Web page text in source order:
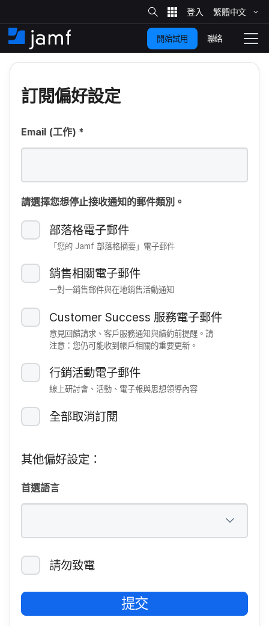
​
至
​
主
內
網
站
​搜
尋
繁體​中文
住
家
切
換
開始試用 聯絡
訂閱​偏好​設定
Email (工作) *
請​選擇​您想​停止​接收​通知​的​郵件​類別。
部​落格​電子​郵件
「您​的 Jamf 部​落格摘要」​電子​郵件
銷售​相關​電子​郵件
一​對​一​銷售​郵件​與​在​地​銷售​活動​通知
Customer Success 服務​電子​郵件
意見​回​饋​請求、​客戶​服務​通知​與​續約​前​提醒。​請​
注意：​您​仍​可能​收到​帳戶​相關​的​重要​更新。
行銷​活動​電子​郵件
線​上​研討會、​活動、​電子報​與​思想​領導​內容
全部​取消訂閱
其他​偏好​設定：
首選​語言
請​勿致​電
提交